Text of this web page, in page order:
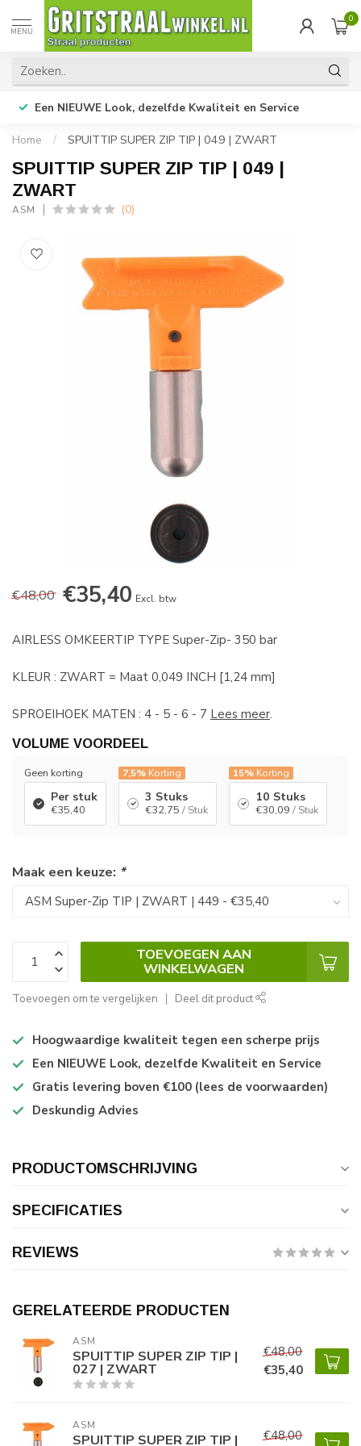
MENU
0
Een NIEUWE Look, dezelfde Kwaliteit en Service
Home / SPUITTIP SUPER ZIP TIP | 049 | ZWART
SPUITTIP SUPER ZIP TIP | 049 |
ZWART
ASM (0)
€48,00 €35,40 Excl. btw
AIRLESS OMKEERTIP TYPE Super-Zip- 350 bar
KLEUR : ZWART = Maat 0,049 INCH [1,24 mm]
SPROEIHOEK MATEN : 4 - 5 - 6 - 7 Lees meer.
VOLUME VOORDEEL
Geen korting
Per stuk
€35,40
7,5% Korting
3 Stuks
€32,75 / Stuk
15% Korting
10 Stuks
€30,09 / Stuk
Maak een keuze: *
TOEVOEGEN AAN
WINKELWAGEN
Toevoegen om te vergelijken Deel dit product
Hoogwaardige kwaliteit tegen een scherpe prijs
Een NIEUWE Look, dezelfde Kwaliteit en Service
Gratis levering boven €100 (lees de voorwaarden)
Deskundig Advies
PRODUCTOMSCHRIJVING
SPECIFICATIES
REVIEWS
GERELATEERDE PRODUCTEN
ASM
SPUITTIP SUPER ZIP TIP |
027 | ZWART
€48,00
€35,40
ASM
SPUITTIP SUPER ZIP TIP |
€48,00